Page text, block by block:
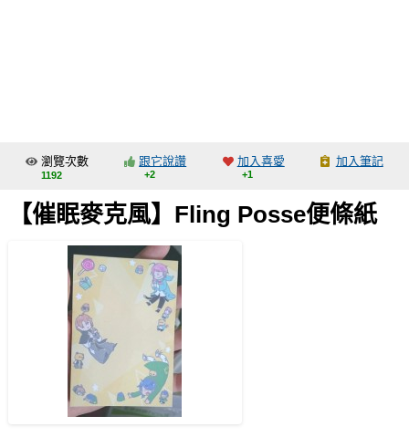
交流中心
攤位轉讓區
會員中心
註冊會員
瀏覽次數
1192
跟它說讚
+2
加入喜愛
+1
加入筆記
【催眠麥克風】Fling Posse便條紙